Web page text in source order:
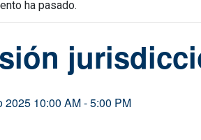
ha pasado.
2025 10:00 AM-5:00 PM